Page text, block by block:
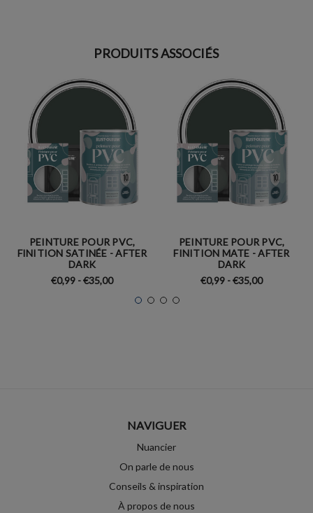
PRODUITS ASSOCIÉS
PEINTURE POUR PVC,
FINITION SATINÉE - AFTER
DARK
€0,99 - €35,00
PEINTURE POUR PVC,
FINITION MATE - AFTER
DARK
€0,99 - €35,00
NAVIGUER
Nuancier
On parle de nous
Conseils & inspiration
À propos de nous